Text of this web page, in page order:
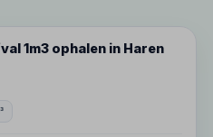
1m3 ophalen in Haren